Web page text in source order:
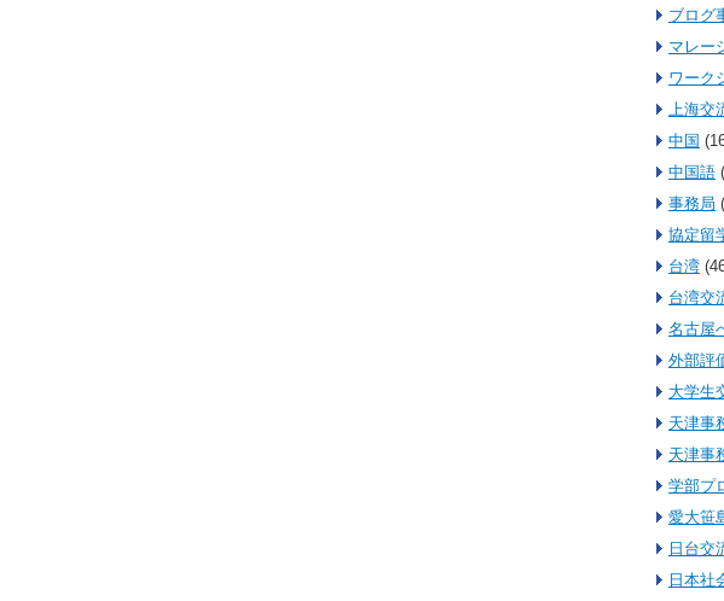
ブログ
マレー
ワーク
上海交
中国
中国語
事務局
協定留
台湾
台湾交
名古屋
外部評
大学生
天津事
天津事
学部プ
愛大笹
日台交
日本社